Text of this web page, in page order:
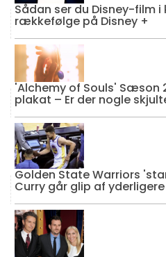
Sådan ser du Disney-film
rækkefølge på Disney +
'Alchemy of Souls' Sæson
plakat – Er der nogle
Golden State Warriors
Curry går glip af